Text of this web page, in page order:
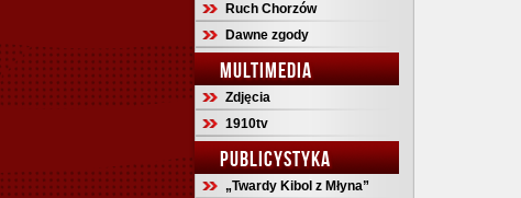
Ruch Chorzów
Dawne zgody
MULTIMEDIA
Zdjęcia
1910tv
PUBLICYSTYKA
„Twardy Kibol z Młyna”